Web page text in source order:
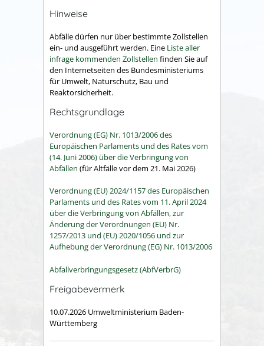
Hinweise
Abfälle dürfen nur über bestimmte Zollstellen
ein- und ausgeführt werden. Eine Liste aller
infrage kommenden Zollstellen finden Sie auf
den Internetseiten des Bundesministeriums
für Umwelt, Naturschutz, Bau und
Reaktorsicherheit.
Rechtsgrundlage
Verordnung (EG) Nr. 1013/2006 des
Europäischen Parlaments und des Rates vom
(14. Juni 2006) über die Verbringung von
Abfällen (für Altfälle vor dem 21. Mai 2026)
Verordnung (EU) 2024/1157 des Europäischen
Parlaments und des Rates vom 11. April 2024
über die Verbringung von Abfällen, zur
Änderung der Verordnungen (EU) Nr.
1257/2013 und (EU) 2020/1056 und zur
Aufhebung der Verordnung (EG) Nr. 1013/2006
Abfallverbringungsgesetz (AbfVerbrG)
Freigabevermerk
10.07.2026 Umweltministerium Baden-
Württemberg